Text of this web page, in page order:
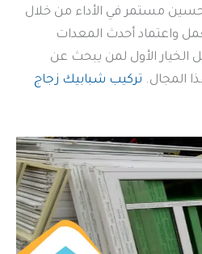
مستمر في الأداء من خلال
واعتماد أحدث المعدات
الخيار الأول لمن يبحث عن
المجال. تركيب شبابيك زجاج